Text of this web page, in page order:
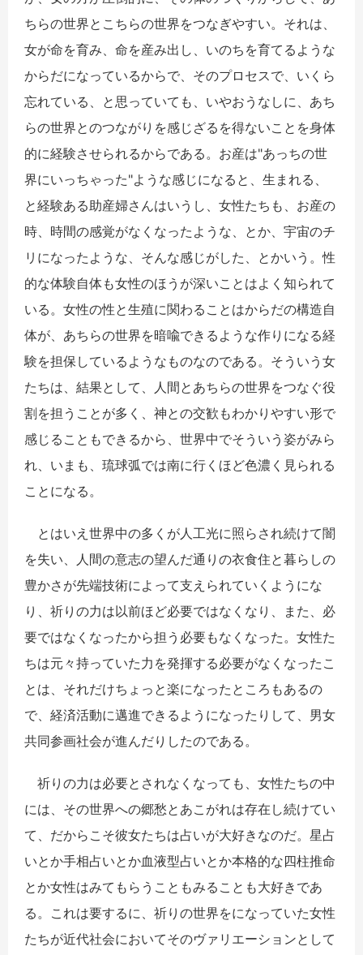
ちらの世界とこちらの世界をつなぎやすい。それは、
女が命を育み、命を産み出し、いのちを育てるような
からだになっているからで、そのプロセスで、いくら
忘れている、と思っていても、いやおうなしに、あち
らの世界とのつながりを感じざるを得ないことを身体
的に経験させられるからである。お産は"あっちの世
界にいっちゃった"ような感じになると、生まれる、
と経験ある助産婦さんはいうし、女性たちも、お産の
時、時間の感覚がなくなったような、とか、宇宙のチ
リになったような、そんな感じがした、とかいう。性
的な体験自体も女性のほうが深いことはよく知られて
いる。女性の性と生殖に関わることはからだの構造自
体が、あちらの世界を暗喩できるような作りになる経
験を担保しているようなものなのである。そういう女
たちは、結果として、人間とあちらの世界をつなぐ役
割を担うことが多く、神との交歓もわかりやすい形で
感じることもできるから、世界中でそういう姿がみら
れ、いまも、琉球弧では南に行くほど色濃く見られる
ことになる。
とはいえ世界中の多くが人工光に照らされ続けて闇
を失い、人間の意志の望んだ通りの衣食住と暮らしの
豊かさが先端技術によって支えられていくようにな
り、祈りの力は以前ほど必要ではなくなり、また、必
要ではなくなったから担う必要もなくなった。女性た
ちは元々持っていた力を発揮する必要がなくなったこ
とは、それだけちょっと楽になったところもあるの
で、経済活動に邁進できるようになったりして、男女
共同参画社会が進んだりしたのである。
祈りの力は必要とされなくなっても、女性たちの中
には、その世界への郷愁とあこがれは存在し続けてい
て、だからこそ彼女たちは占いが大好きなのだ。星占
いとか手相占いとか血液型占いとか本格的な四柱推命
とか女性はみてもらうこともみることも大好きであ
る。これは要するに、祈りの世界をになっていた女性
たちが近代社会においてそのヴァリエーションとして